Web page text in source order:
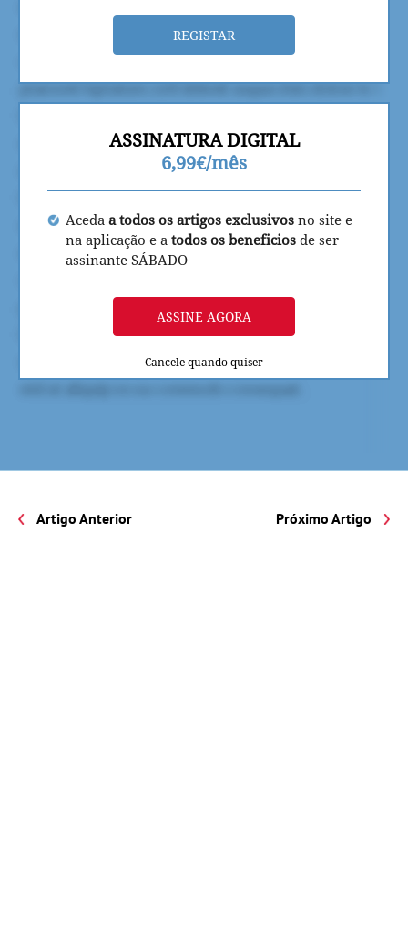
REGISTAR
ASSINATURA DIGITAL
6,99€/mês
Aceda a todos os artigos exclusivos no site e
na aplicação e a todos os beneficios de ser
assinante SÁBADO
ASSINE AGORA
Cancele quando quiser
Artigo Anterior Próximo Artigo